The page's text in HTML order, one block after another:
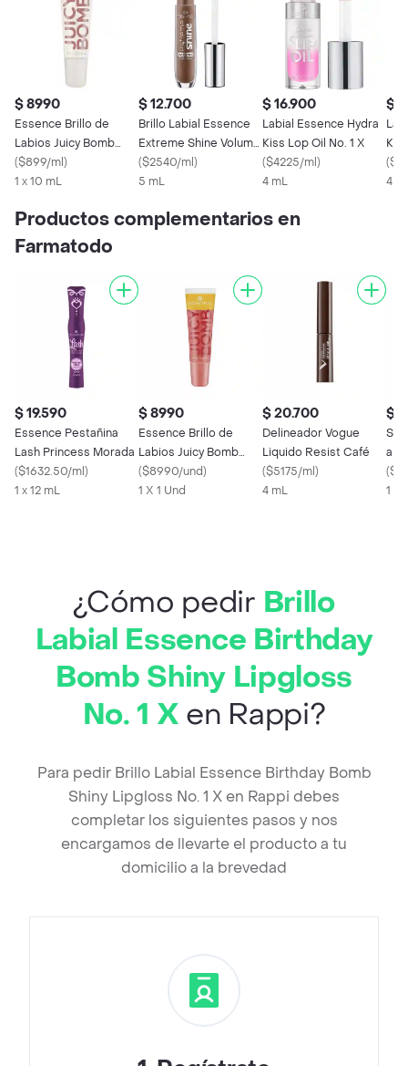
$ 8990
Essence Brillo de
Labios Juicy Bomb
Shiny Tono 101
($899/ml)
1 x 10 mL
$ 12.700
Brillo Labial Essence
Extreme Shine Volume
No. 14 X
($2540/ml)
5 mL
$ 16.900
Labial Essence Hydra
Kiss Lop Oil No. 1 X
($4225/ml)
4 mL
$
(
4
Productos complementarios en
Farmatodo
$ 19.590
Essence Pestañina
Lash Princess Morada
($1632.50/ml)
1 x 12 mL
$ 8990
Essence Brillo de
Labios Juicy Bomb
Shiny Tono 103
($8990/und)
1 X 1 Und
$ 20.700
Delineador Vogue
Liquido Resist Café
($5175/ml)
4 mL
$
a
(
1 X
¿Cómo pedir Brillo
Labial Essence Birthday
Bomb Shiny Lipgloss
No. 1 X en Rappi?
Para pedir Brillo Labial Essence Birthday Bomb
Shiny Lipgloss No. 1 X en Rappi debes
completar los siguientes pasos y nos
encargamos de llevarte el producto a tu
domicilio a la brevedad